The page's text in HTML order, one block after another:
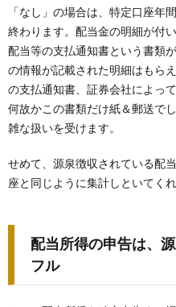
「なし」の場合は、特定口座年
終わります。配当金の明細が付
配当等の支払通知書という書類
の情報が記載された明細はもら
の支払通知書、証券会社によっ
何故かこの書類だけ紙＆郵送で
雑な扱いを受けます。
せめて、源泉徴収されている配
座と同じように集計しといてく
配当所得の申告は、
フル